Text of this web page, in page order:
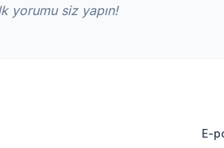
yorumu siz yapın!
E-